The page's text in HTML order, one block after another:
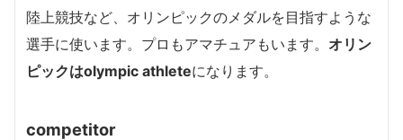
陸上競技など、オリンピックのメダルを目指すような
選手に使います。プロもアマチュアもいます。 オリン
ピックはolympic athleteになります。
competitor